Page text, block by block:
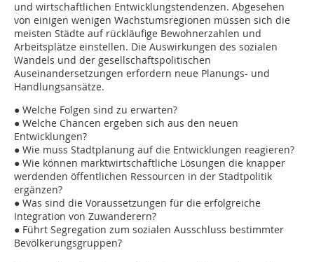
und wirtschaftlichen Entwicklungstendenzen. Abgesehen
von einigen wenigen Wachstumsregionen müssen sich die
meisten Städte auf rückläufige Bewohnerzahlen und
Arbeitsplätze einstellen. Die Auswirkungen des sozialen
Wandels und der gesellschaftspolitischen
Auseinandersetzungen erfordern neue Planungs- und
Handlungsansätze.
● Welche Folgen sind zu erwarten?
● Welche Chancen ergeben sich aus den neuen
Entwicklungen?
● Wie muss Stadtplanung auf die Entwicklungen reagieren?
● Wie können marktwirtschaftliche Lösungen die knapper
werdenden öffentlichen Ressourcen in der Stadtpolitik
ergänzen?
● Was sind die Voraussetzungen für die erfolgreiche
Integration von Zuwanderern?
● Führt Segregation zum sozialen Ausschluss bestimmter
Bevölkerungsgruppen?